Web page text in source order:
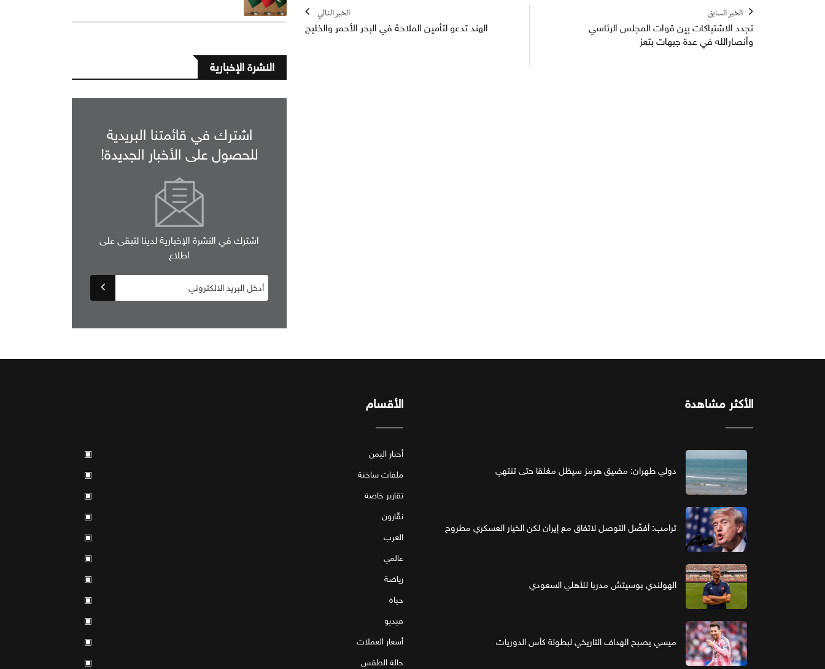
الخبر السابق
تجدد الاشتباكات بين قوات المجلس الرئاسي
وأنصارالله في عدة جبهات بتعز
الخبر التالي
الهند تدعو لتأمين الملاحة في البحر الأحمر والخليج
النشرة الإخبارية
اشترك في قائمتنا البريدية
للحصول على الأخبار الجديدة!
اشترك في النشرة الإخبارية لدينا لتبقى على
اطلاع
الأكثر مشاهدة
دولي طهران: مضيق هرمز سيظل مغلقا حتى تنتهي
ترامب: أفضّل التوصل لاتفاق مع إيران لكن الخيار العسكري مطروح
الهولندي بوسيتش مدربا للأهلي السعودي
ميسي يصبح الهداف التاريخي لبطولة كأس الدوريات
الأقسام
أخبار اليمن
▣
ملفات ساخنة
▣
تقارير خاصة
▣
نقّارون
▣
العرب
▣
عالمي
▣
رياضة
▣
حياة
▣
فيديو
▣
أسعار العملات
▣
حالة الطقس
▣